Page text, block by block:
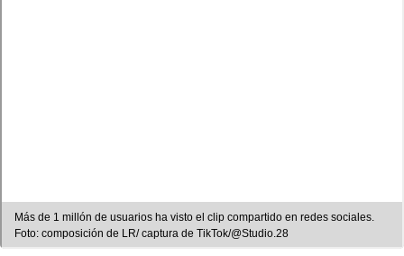
Más de 1 millón de usuarios ha visto el clip compartido en redes sociales.
Foto: composición de LR/ captura de TikTok/@Studio.28